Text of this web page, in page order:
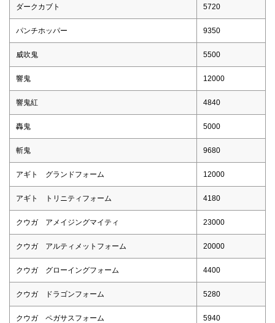
ダークカブト 5720
パンチホッパー 9350
威吹鬼 5500
響鬼 12000
響鬼紅 4840
轟鬼 5000
斬鬼 9680
アギト グランドフォーム 12000
アギト トリニティフォーム 4180
クウガ アメイジングマイティ 23000
クウガ アルティメットフォーム 20000
クウガ グローイングフォーム 4400
クウガ ドラゴンフォーム 5280
クウガ ペガサスフォーム 5940